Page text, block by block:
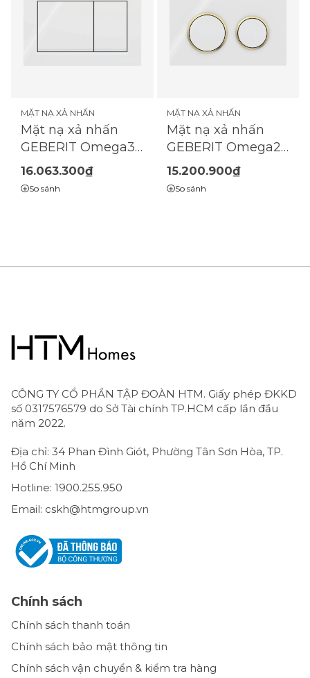
MẶT NẠ XẢ NHẤN
Mặt nạ xả nhấn
GEBERIT Omega30
| 2 chế độ |
(115.080.11.1)
16.063.300₫
So sánh
MẶT NẠ XẢ NHẤN
Mặt nạ xả nhấn
GEBERIT Omega20
| 2 chế độ |
(115.085.KK.1)
15.200.900₫
So sánh
CÔNG TY CỔ PHẦN TẬP ĐOÀN HTM. Giấy phép ĐKKD
số 0317576579 do Sở Tài chính TP.HCM cấp lần đầu
năm 2022.
Địa chỉ: 34 Phan Đình Giót, Phường Tân Sơn Hòa, TP.
Hồ Chí Minh
Hotline: 1900.255.950
Email: cskh@htmgroup.vn
Chính sách
Chính sách thanh toán
Chính sách bảo mật thông tin
Chính sách vận chuyển & kiểm tra hàng